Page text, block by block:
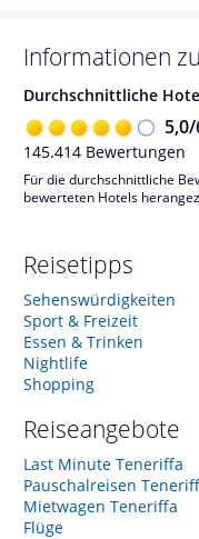
Informationen zu
Durchschnittliche
5,0/
145.414 Bewertungen
Für die durchschnittliche
bewerteten Hotels
Reisetipps
Sehenswürdigkeiten
Sport & Freizeit
Essen & Trinken
Nightlife
Shopping
Reiseangebote
Last Minute Teneriffa
Pauschalreisen
Mietwagen Teneriffa
Flüge